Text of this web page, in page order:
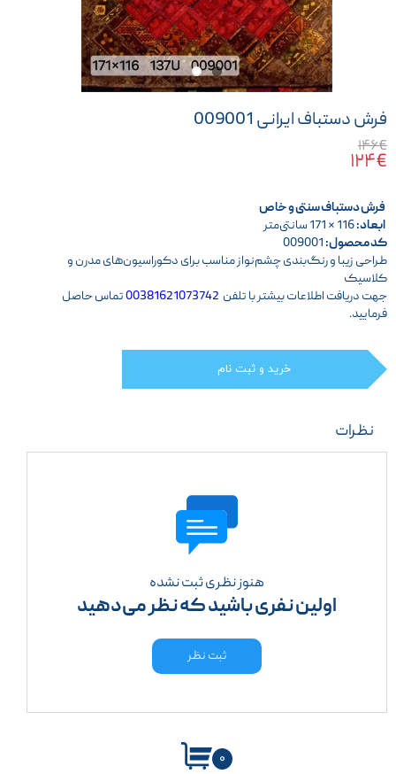
فرش دستباف ایرانی 009001
۱۴۶€
۱۲۴€
فرش دستباف سنتی و خاص
ابعاد:
کد محصول:
طراحی زیبا و رنگ‌بندی چشم‌نواز مناسب برای دکوراسیون‌های مدرن و
کلاسیک
جهت دریافت اطلاعات بیشتر با تلفن 00381621073742تماس حاصل
فرمایید.
خرید و ثبت نام
نظرات
هنوز نظری ثبت نشده
اولین نفری باشید که نظر می‌دهید
ثبت نظر
۰